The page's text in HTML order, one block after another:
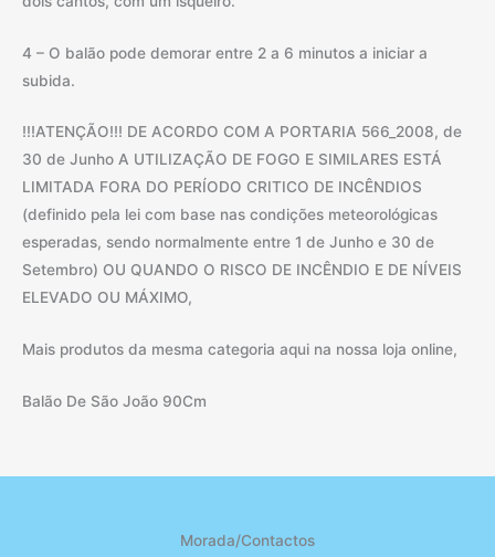
4 – O balão pode demorar entre 2 a 6 minutos a iniciar a
subida.
!!!ATENÇÃO!!! DE ACORDO COM A PORTARIA 566_2008, de
30 de Junho A UTILIZAÇÃO DE FOGO E SIMILARES ESTÁ
LIMITADA FORA DO PERÍODO CRITICO DE INCÊNDIOS
(definido pela lei com base nas condições meteorológicas
esperadas, sendo normalmente entre 1 de Junho e 30 de
Setembro) OU QUANDO O RISCO DE INCÊNDIO E DE NÍVEIS
ELEVADO OU MÁXIMO,
Mais produtos da mesma categoria aqui na nossa loja online,
Balão De São João 90Cm
Morada/Contactos